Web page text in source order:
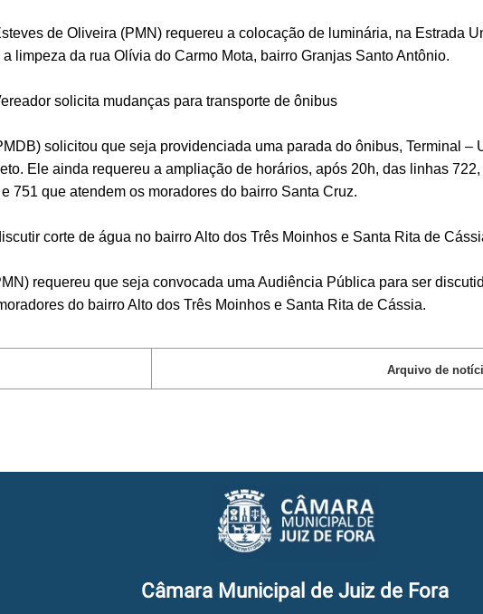
de Oliveira (PMN) requereu a colocação de luminária, na Estrada
a limpeza da rua Olívia do Carmo Mota, bairro Granjas Santo Antônio.
solicita mudanças para transporte de ônibus
solicitou que seja providenciada uma parada do ônibus, Terminal –
Ele ainda requereu a ampliação de horários, após 20h, das linhas 722,
751 que atendem os moradores do bairro Santa Cruz.
corte de água no bairro Alto dos Três Moinhos e Santa Rita de
requereu que seja convocada uma Audiência Pública para ser
do bairro Alto dos Três Moinhos e Santa Rita de Cássia.
Arquivo de
Câmara Municipal de Juiz de Fora